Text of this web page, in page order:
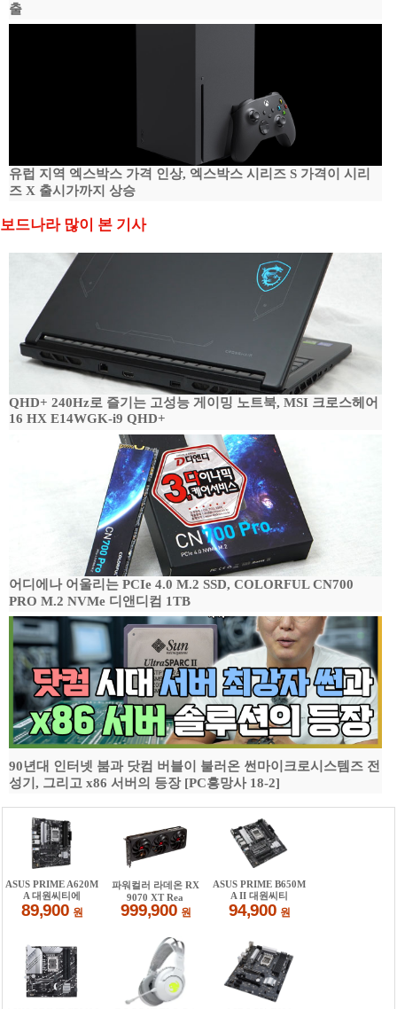
출
유럽 지역 엑스박스 가격 인상, 엑스박스 시리즈 S 가격이 시리
즈 X 출시가까지 상승
보드나라 많이 본 기사
QHD+ 240Hz로 즐기는 고성능 게이밍 노트북, MSI 크로스헤어
16 HX E14WGK-i9 QHD+
어디에나 어울리는 PCIe 4.0 M.2 SSD, COLORFUL CN700
PRO M.2 NVMe 디앤디컴 1TB
90년대 인터넷 붐과 닷컴 버블이 불러온 썬마이크로시스템즈 전
성기, 그리고 x86 서버의 등장 [PC흥망사 18-2]